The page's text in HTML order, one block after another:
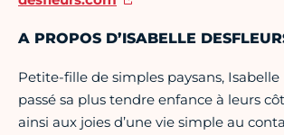
A PROPOS D’ISABELLE
Petite-fille de simples paysans, Isabelle
passé sa plus tendre enfance à leurs
ainsi aux joies d’une vie simple au